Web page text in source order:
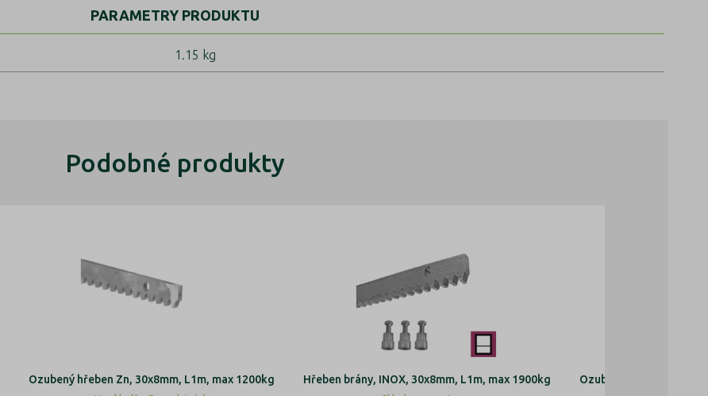
PARAMETRY PRODUKTU
1.15 kg
Podobné produkty
Ozubený hřeben Zn, 30x8mm, L1m, max 1200kg Hřeben brány, INOX, 30x8mm, L1m, max 1900kg Ozubený hřeben